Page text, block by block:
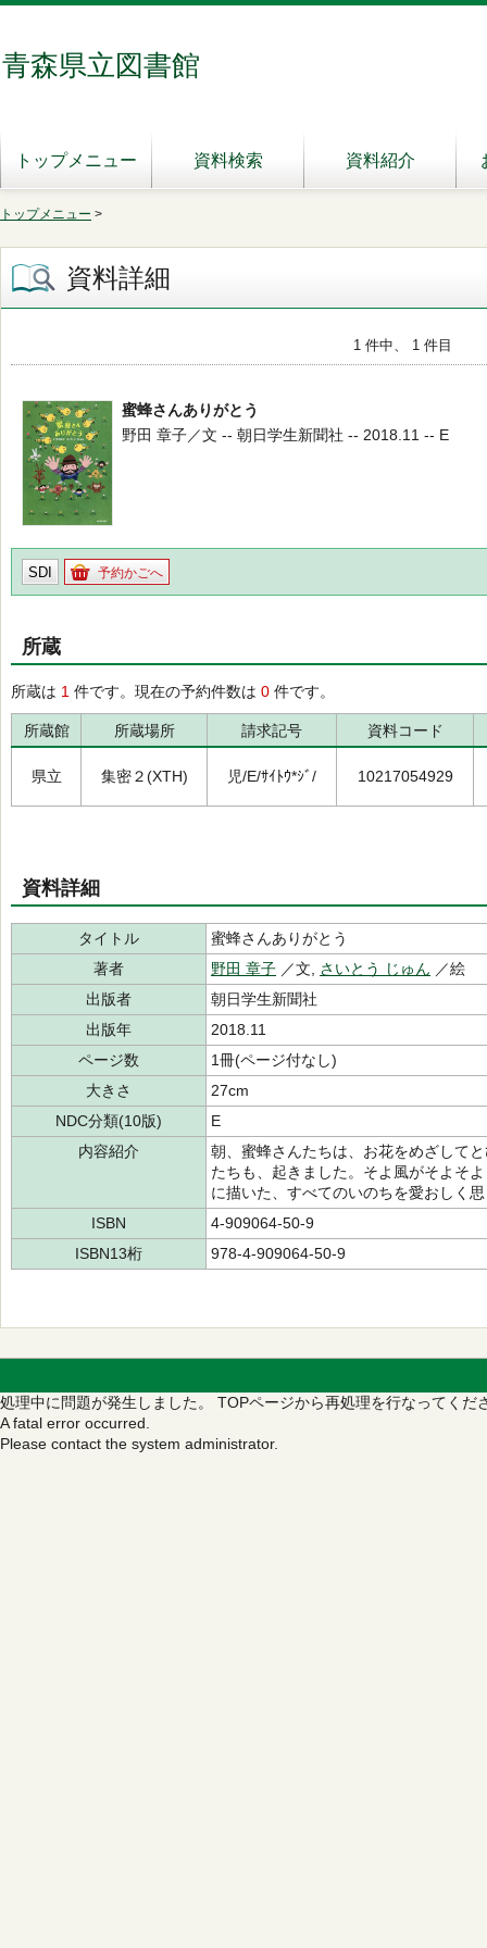
青森県立図書館
トップメニュー 資料検索 資料紹介
トップメニュー >
資料詳細
1 件中、 1 件目
蜜蜂さんありがとう
野田 章子／文 -- 朝日学生新聞社 -- 2018.11 -- E
SDI 予約かごへ
所蔵
所蔵は 1 件です。現在の予約件数は 0 件です。
所蔵館 所蔵場所 請求記号 資料コード
県立 集密２(XTH) 児/E/ｻｲﾄｳ*ｼﾞ/ 10217054929
資料詳細
タイトル
蜜蜂さんありがとう
著者
野田 章子 ／文, さいとう じゅん ／絵
出版者
朝日学生新聞社
出版年
2018.11
ページ数
1冊(ページ付なし)
大きさ
27cm
NDC分類(10版)
E
内容紹介
朝、蜜蜂さんたちは、お花をめざして
たちも、起きました。そよ風がそよそ
に描いた、すべてのいのちを愛おしく
ISBN
4-909064-50-9
ISBN13桁
978-4-909064-50-9
処理中に問題が発生しました。 TOPページから再処理を行なってくだ
A fatal error occurred.
Please contact the system administrator.